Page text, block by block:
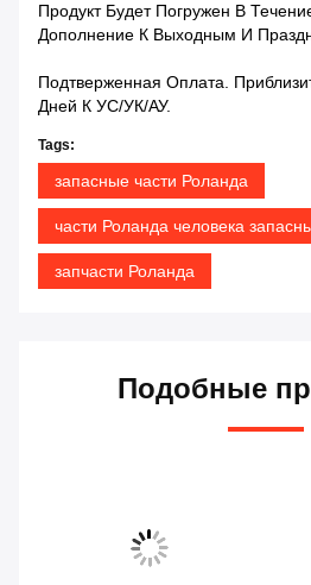
Продукт Будет Погружен В
Дополнение К Выходным И
Подтверженная Оплата.
Дней К УС/УК/АУ.
Tags:
запасные части Роланда
части Роланда человека
запчасти Роланда
Подобные